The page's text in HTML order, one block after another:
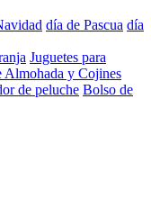
día de Pascua día
Juguetes para
Almohada y Cojines
de peluche Bolso de